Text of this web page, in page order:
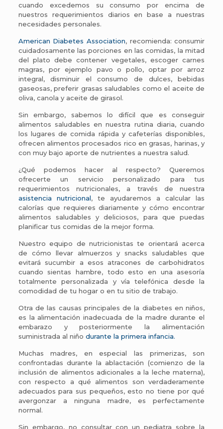
cuando excedemos su consumo por encima de
nuestros requerimientos diarios en base a nuestras
necesidades personales.
American Diabetes Association, recomienda: consumir
cuidadosamente las porciones en las comidas, la mitad
del plato debe contener vegetales, escoger carnes
magras, por ejemplo pavo o pollo, optar por arroz
integral, disminuir el consumo de dulces, bebidas
gaseosas, preferir grasas saludables como el aceite de
oliva, canola y aceite de girasol.
Sin embargo, sabemos lo difícil que es conseguir
alimentos saludables en nuestra rutina diaria, cuando
los lugares de comida rápida y cafeterías disponibles,
ofrecen alimentos procesados rico en grasas, harinas, y
con muy bajo aporte de nutrientes a nuestra salud.
¿Qué podemos hacer al respecto? Queremos
ofrecerte un servicio personalizado para tus
requerimientos nutricionales, a través de nuestra
asistencia nutricional, te ayudaremos a calcular las
calorías que requieres diariamente y cómo encontrar
alimentos saludables y deliciosos, para que puedas
planificar tus comidas de la mejor forma.
Nuestro equipo de nutricionistas te orientará acerca
de cómo llevar almuerzos y snacks saludables que
evitará sucumbir a esos atracones de carbohidratos
cuando sientas hambre, todo esto en una asesoría
totalmente personalizada y vía telefónica desde la
comodidad de tu hogar o en tu sitio de trabajo.
Otra de las causas principales de la diabetes en niños,
es la alimentación inadecuada de la madre durante el
embarazo y posteriormente la alimentación
suministrada al niño durante la primera infancia.
Muchas madres, en especial las primerizas, son
confrontadas durante la ablactación (comienzo de la
inclusión de alimentos adicionales a la leche materna),
con respecto a qué alimentos son verdaderamente
adecuados para sus pequeños, esto no tiene por qué
avergonzar a ninguna madre, es perfectamente
normal.
Sin embargo, no consultar con un pediatra sobre la